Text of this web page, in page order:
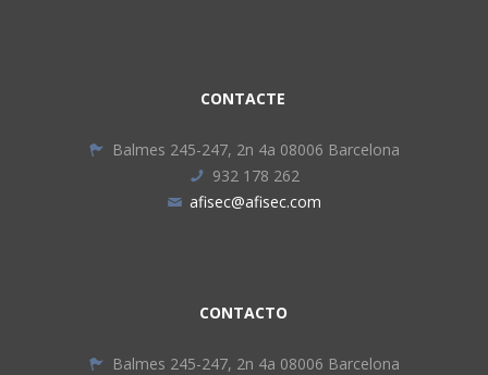
CONTACTE
Balmes 245-247, 2n 4a 08006 Barcelona
932 178 262
afisec@afisec.com
CONTACTO
Balmes 245-247, 2n 4a 08006 Barcelona